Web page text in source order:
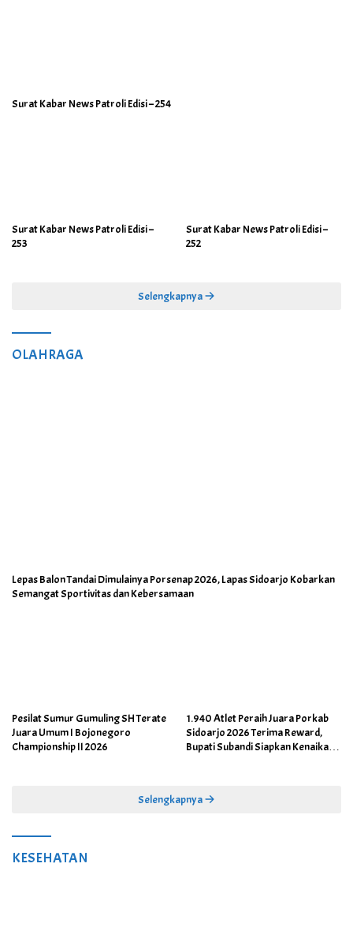
Surat Kabar News Patroli Edisi – 254
Surat Kabar News Patroli Edisi –
253
Surat Kabar News Patroli Edisi –
252
Selengkapnya
OLAHRAGA
Lepas Balon Tandai Dimulainya Porsenap 2026, Lapas Sidoarjo Kobarkan
Semangat Sportivitas dan Kebersamaan
Pesilat Sumur Gumuling SH Terate
Juara Umum I Bojonegoro
Championship II 2026
1.940 Atlet Peraih Juara Porkab
Sidoarjo 2026 Terima Reward,
Bupati Subandi Siapkan Kenaikan
Selengkapnya
KESEHATAN